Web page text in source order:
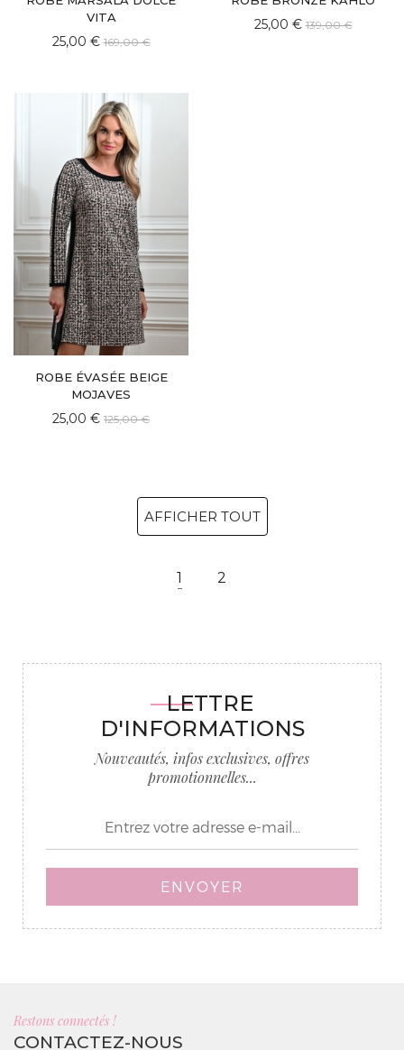
VITA
25,00 € 169,00 €
25,00 € 139,00 €
ROBE ÉVASÉE BEIGE
MOJAVES
25,00 € 125,00 €
AFFICHER TOUT
1 2
LETTRE
D'INFORMATIONS
Nouveautés, infos exclusives, offres
promotionnelles...
ENVOYER
Restons connectés !
CONTACTEZ-NOUS